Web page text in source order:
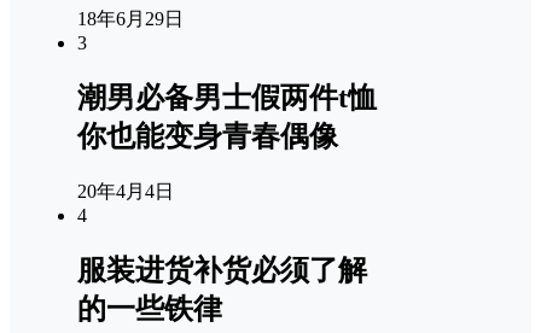
18年6月29日
3
潮男必备男士假两件t恤
你也能变身青春偶像
20年4月4日
4
服装进货补货必须了解
的一些铁律